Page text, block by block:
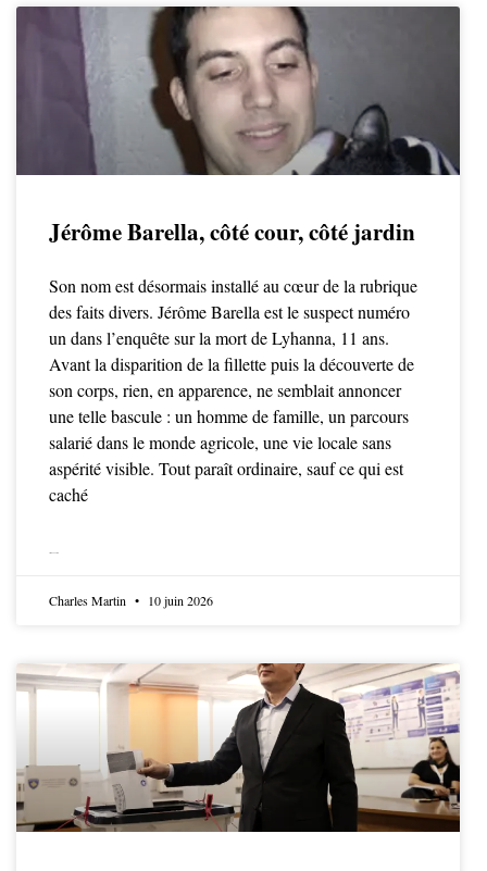
Jérôme Barella, côté cour, côté jardin
Son nom est désormais installé au cœur de la rubrique
des faits divers. Jérôme Barella est le suspect numéro
un dans l’enquête sur la mort de Lyhanna, 11 ans.
Avant la disparition de la fillette puis la découverte de
son corps, rien, en apparence, ne semblait annoncer
une telle bascule : un homme de famille, un parcours
salarié dans le monde agricole, une vie locale sans
aspérité visible. Tout paraît ordinaire, sauf ce qui est
caché
Charles Martin 10 juin 2026